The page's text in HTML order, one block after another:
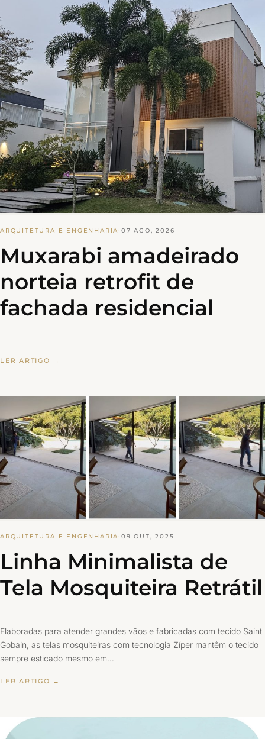
ARQUITETURA E ENGENHARIA·07 AGO, 2026
Muxarabi amadeirado
norteia retrofit de
fachada residencial
LER ARTIGO →
ARQUITETURA E ENGENHARIA·09 OUT, 2025
Linha Minimalista de
Tela Mosquiteira Retrátil
Elaboradas para atender grandes vãos e fabricadas com tecido Saint
Gobain, as telas mosquiteiras com tecnologia Zíper mantêm o tecido
sempre esticado mesmo em…
LER ARTIGO →